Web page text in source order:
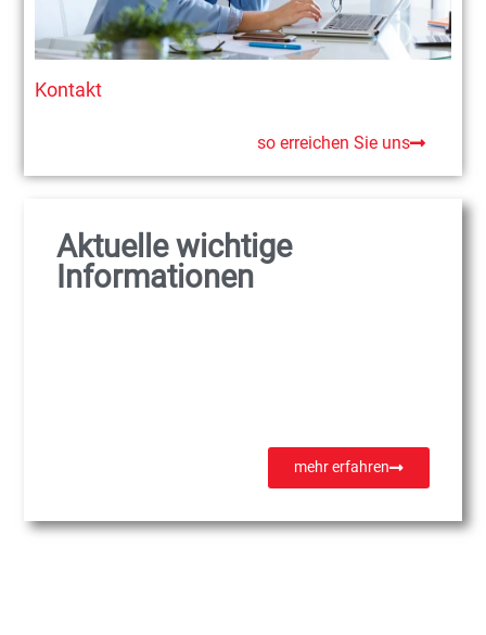
Kontakt
so erreichen Sie uns
Aktuelle wichtige
Informationen
mehr erfahren